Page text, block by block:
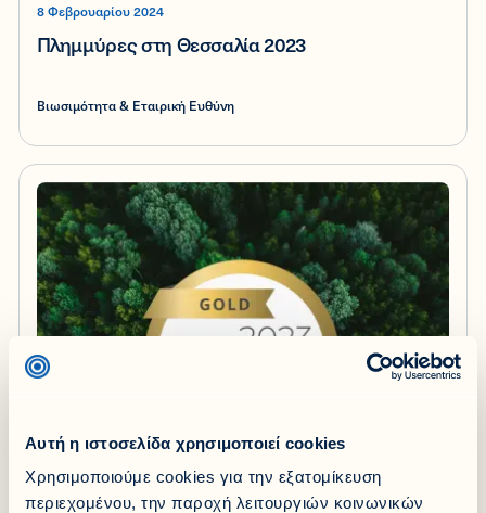
Αυτή η ιστοσελίδα χρησιμοποιεί cookies
Χρησιμοποιούμε cookies για την εξατομίκευση
περιεχομένου, την παροχή λειτουργιών κοινωνικών
8 Φεβρουαρίου 2024
Πλημμύρες στη Θεσσαλία 2023
Βιωσιμότητα & Εταιρική Ευθύνη